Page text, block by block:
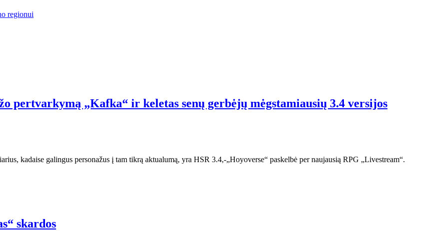
regionui
pertvarkymą „Kafka“ ir keletas senų gerbėjų mėgstamiausių 3.4 versijos
kadaise galingus personažus į tam tikrą aktualumą, yra HSR 3.4,-„Hoyoverse“ paskelbė per naujausią RPG „Livestream“.
skardos